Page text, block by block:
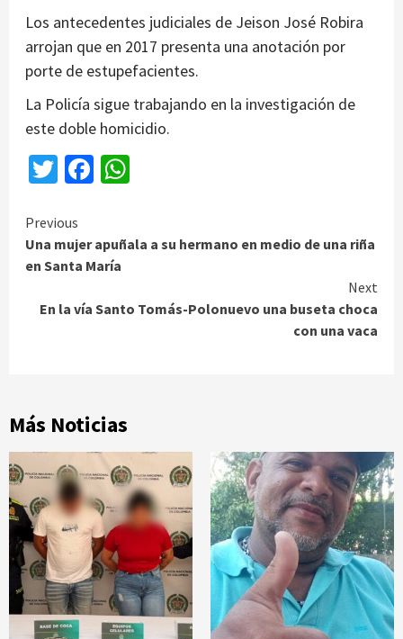
Los antecedentes judiciales de Jeison José Robira
arrojan que en 2017 presenta una anotación por
porte de estupefacientes.
La Policía sigue trabajando en la investigación de
este doble homicidio.
TwitterFacebook
Continue
Reading
Previous
Una mujer apuñala a su hermano en medio de una riña
en Santa María
Next
En la vía Santo Tomás-Polonuevo una buseta choca
con una vaca
Más Noticias